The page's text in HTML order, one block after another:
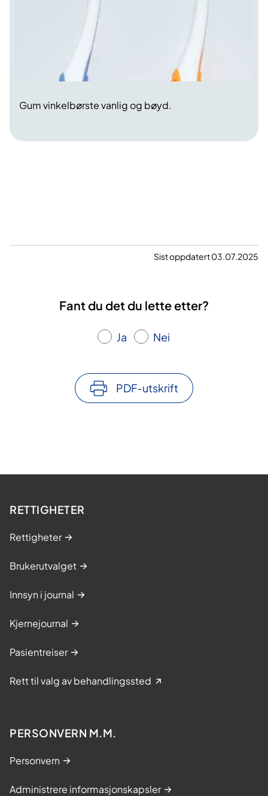
Gum vinkelbørste vanlig og bøyd.
Sist oppdatert 03.07.2025
Fant du det du lette etter?
Ja Nei
PDF-utskrift
RETTIGHETER
Rettigheter
Brukerutvalget
Innsyn i journal
Kjernejournal
Pasientreiser
Rett til valg av behandlingssted
PERSONVERN M.M.
Personvern
Administrere informasjonskapsler